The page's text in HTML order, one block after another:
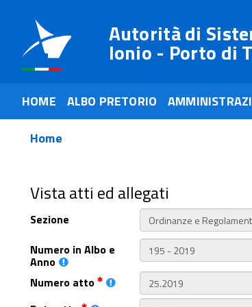
Autorità di
Ionio - Porto di
HOME ALBO PRETORIO
Home
Vista atti ed allegati
Sezione
Numero in Albo e
Anno
Numero atto